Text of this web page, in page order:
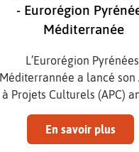
- Eurorégion
Méditerranée
L’Eurorégion
Méditerrannée a lancé son
à Projets Culturels (APC)
En savoir plus